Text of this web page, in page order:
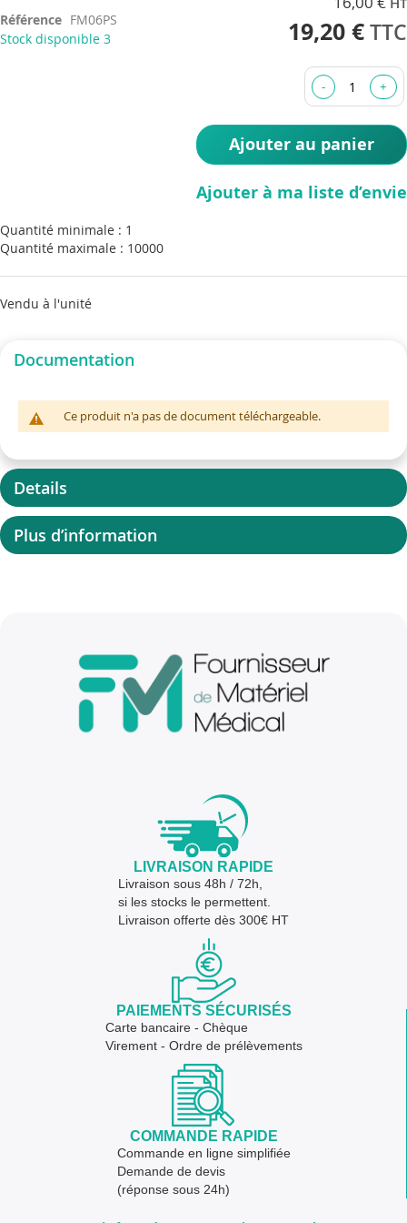
Référence FM06PS
Stock disponible 3 19,20 €
Ajouter au panier
Ajouter à ma liste d’envie
Quantité minimale : 1
Quantité maximale : 10000
Vendu à l'unité
the
beginning
Documentation
Ce produit n'a pas de document téléchargeable.
Details
Plus d’information
LIVRAISON RAPIDE
Livraison sous 48h / 72h,
si les stocks le permettent.
Livraison offerte dès 300€ HT
PAIEMENTS SÉCURISÉS
Carte bancaire - Chèque
Virement - Ordre de prélèvements
COMMANDE RAPIDE
Commande en ligne simplifiée
Demande de devis
(réponse sous 24h)